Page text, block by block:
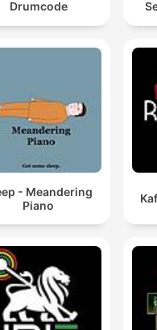
Drumcode
- Meandering
Piano